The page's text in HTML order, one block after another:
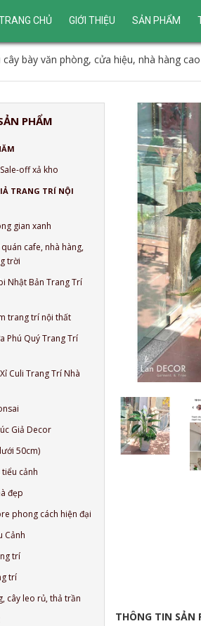
CHỦ GIỚI THIỆU SẢN PHẨM
cây bày văn phòng, cửa hiệu, nhà hàng
THÔNG TIN SẢN
PHẨM
off xả kho
TRANG TRÍ NỘI
gian xanh
cafe, nhà hàng,
trời
Nhật Bản Trang Trí
trang trí nội thất
Phú Quý Trang Trí
Culi Trang Trí Nhà
Giả Decor
50cm)
cảnh
đẹp
phong cách hiện đại
Cảnh
trí
trí
cây leo rủ, thả trần